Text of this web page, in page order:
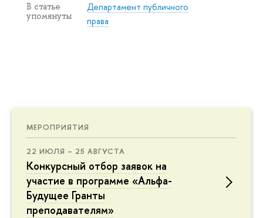
МЕРОПРИЯТИЯ
22 ИЮЛЯ – 25 АВГУСТА
Конкурсный отбор заявок на
участие в программе «Альфа-
Будущее Гранты
преподавателям»
В статье
упомянуты
Департамент публичного
права